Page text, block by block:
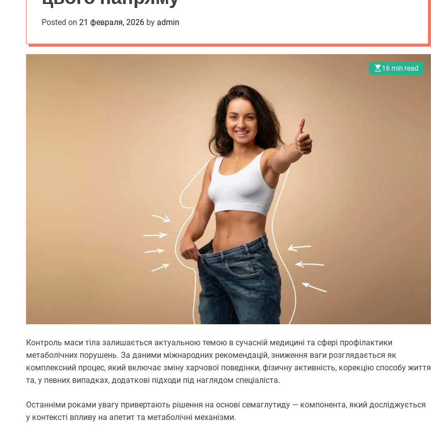
Posted on 21 февраля, 2026 by admin
16 min read
Контроль маси тіла залишається актуальною темою в сучасній медицині та сфері профілактики
метаболічних порушень. За даними міжнародних рекомендацій, зниження ваги розглядається як
комплексний процес, який включає зміну харчової поведінки, фізичну активність, корекцію способу життя
та, у певних випадках, додаткові підходи під наглядом спеціаліста.
Останніми роками увагу привертають рішення на основі семаглутиду — компонента, який досліджується
у контексті впливу на апетит та метаболічні механізми.